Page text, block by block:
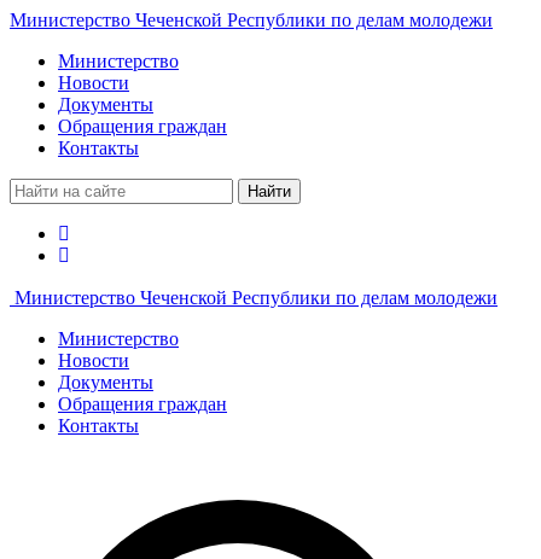
Министерство Чеченской Республики по делам молодежи
Министерство
Новости
Документы
Обращения граждан
Контакты
Найти
Министерство Чеченской Республики по делам молодежи
Министерство
Новости
Документы
Обращения граждан
Контакты